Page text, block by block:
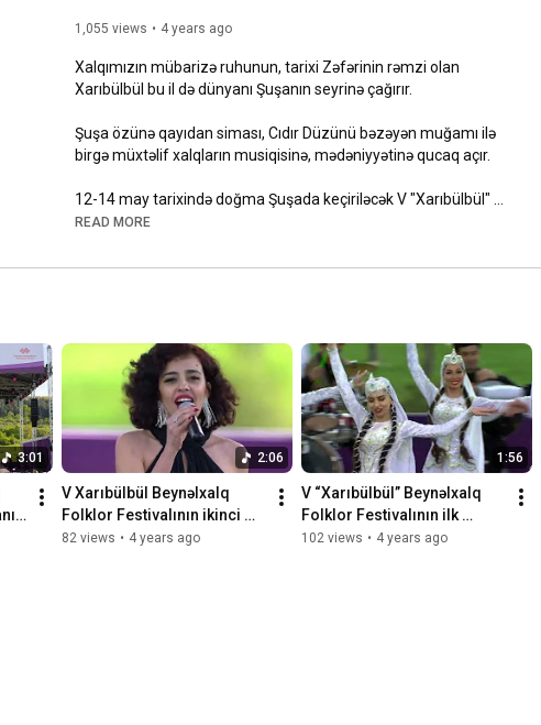
1,055 views 4 years ago
Xalqımızın mübarizə ruhunun, tarixi Zəfərinin rəmzi olan
Xarıbülbül bu il də dünyanı Şuşanın seyrinə çağırır.
Şuşa özünə qayıdan siması, Cıdır Düzünü bəzəyən muğamı ilə
birgə müxtəlif xalqların musiqisinə, mədəniyyətinə qucaq açır.
12-14 may tarixində doğma Şuşada keçiriləcək V "Xarıbülbül"
Beynəlxalq Folklor Festivalında 10 xarici ölkədən müxtəlif folklor
Azərbaycanın müxtəlif regionlarından olan folklor qrupları
READ MORE
3:01 2:06
V Xarıbülbül Beynəlxalq
Folklor Festivalının ikinci
günün icmalı
82 views • 4 years ago
1:56
V “Xarıbülbül” Beynəlxalq
Folklor Festivalının ilk
gününün icmalı
102 views • 4 years ago